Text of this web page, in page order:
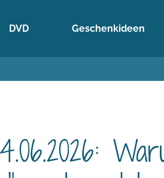
DVD Geschenkideen